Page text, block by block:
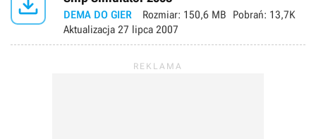
DEMA DO GIER Rozmiar: 150,6 MB Pobrań: 13,7K
Aktualizacja 27 lipca 2007